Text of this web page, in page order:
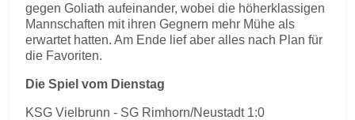
gegen Goliath aufeinander, wobei die höherklassigen
Mannschaften mit ihren Gegnern mehr Mühe als
erwartet hatten. Am Ende lief aber alles nach Plan für
die Favoriten.
Die Spiel vom Dienstag
KSG Vielbrunn - SG Rimhorn/Neustadt 1:0